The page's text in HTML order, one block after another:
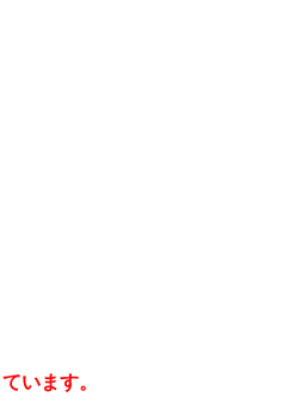
います。